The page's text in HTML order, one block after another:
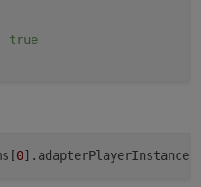
true
0].adapterPlayerInstance